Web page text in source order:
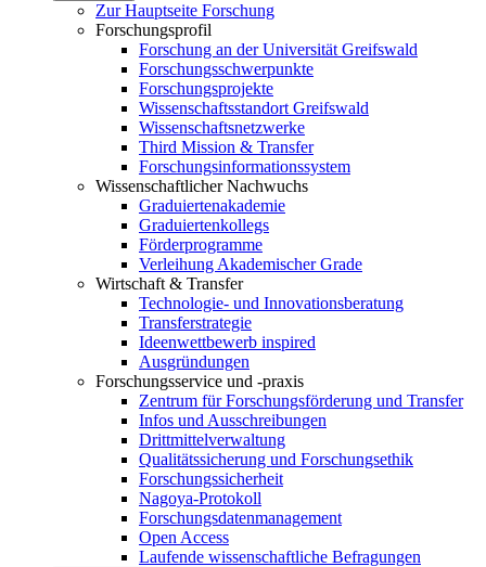
Zur Hauptseite Forschung
Forschungsprofil
Forschung an der Universität Greifswald
Forschungsschwerpunkte
Forschungsprojekte
Wissenschaftsstandort Greifswald
Wissenschaftsnetzwerke
Third Mission & Transfer
Forschungsinformationssystem
Wissenschaftlicher Nachwuchs
Graduiertenakademie
Graduiertenkollegs
Förderprogramme
Verleihung Akademischer Grade
Wirtschaft & Transfer
Technologie- und Innovationsberatung
Transferstrategie
Ideenwettbewerb inspired
Ausgründungen
Forschungsservice und -praxis
Zentrum für Forschungsförderung und Transfer
Infos und Ausschreibungen
Drittmittelverwaltung
Qualitätssicherung und Forschungsethik
Forschungssicherheit
Nagoya-Protokoll
Forschungsdatenmanagement
Open Access
Laufende wissenschaftliche Befragungen